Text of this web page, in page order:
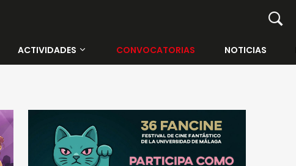
ACTIVIDADES
Contenedor Cultural
Muelle Uno
CONVOCATORIAS NOTICIAS